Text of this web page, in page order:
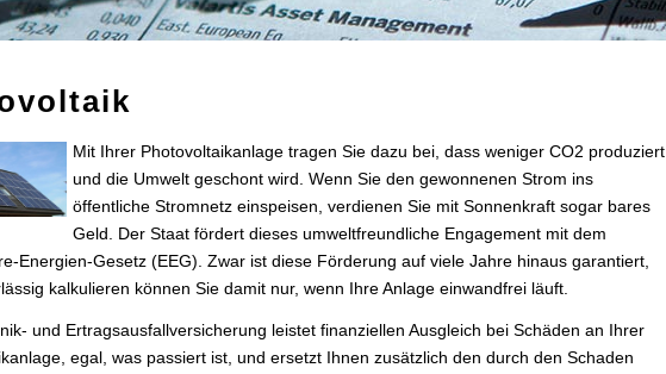
Mit Ihrer Photovoltaikanlage tragen Sie dazu bei, dass weniger CO2 produziert
und die Umwelt geschont wird. Wenn Sie den gewonnenen Strom ins
öffentliche Stromnetz einspeisen, verdienen Sie mit Sonnenkraft sogar bares
Geld. Der Staat fördert dieses umweltfreundliche Engagement mit dem
Energien-Gesetz (EEG). Zwar ist diese Förderung auf viele Jahre hinaus garantiert,
kalkulieren können Sie damit nur, wenn Ihre Anlage einwandfrei läuft.
und Ertragsausfallversicherung leistet finanziellen Ausgleich bei Schäden an Ihrer
egal, was passiert ist, und ersetzt Ihnen zusätzlich den durch den Schaden